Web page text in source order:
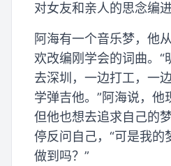
对女友和亲人的思念编进
阿海有一个音乐梦，他
欢改编刚学会的词曲。“
去深圳，一边打工，一
学弹吉他。”阿海说，他
但他也想去追求自己的
停反问自己，“可是我的
做到吗？”